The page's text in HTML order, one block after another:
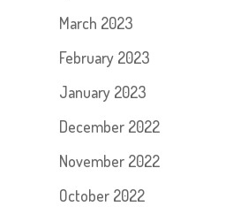
March 2023
February 2023
January 2023
December 2022
November 2022
October 2022